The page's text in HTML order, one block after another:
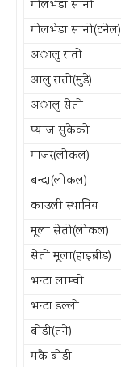
गोलभेडा सानो
गोलभेडा सानो(टनेल)
अालु रातो
आलु रातो(मुडे)
अालु सेतो
प्याज सुकेको
गाजर(लोकल)
बन्दा(लोकल)
काउली स्थानिय
मूला सेतो(लोकल)
सेतो मूला(हाइब्रीड)
भन्टा लाम्चो
भन्टा डल्लो
बोडी(तने)
मकै बोडी